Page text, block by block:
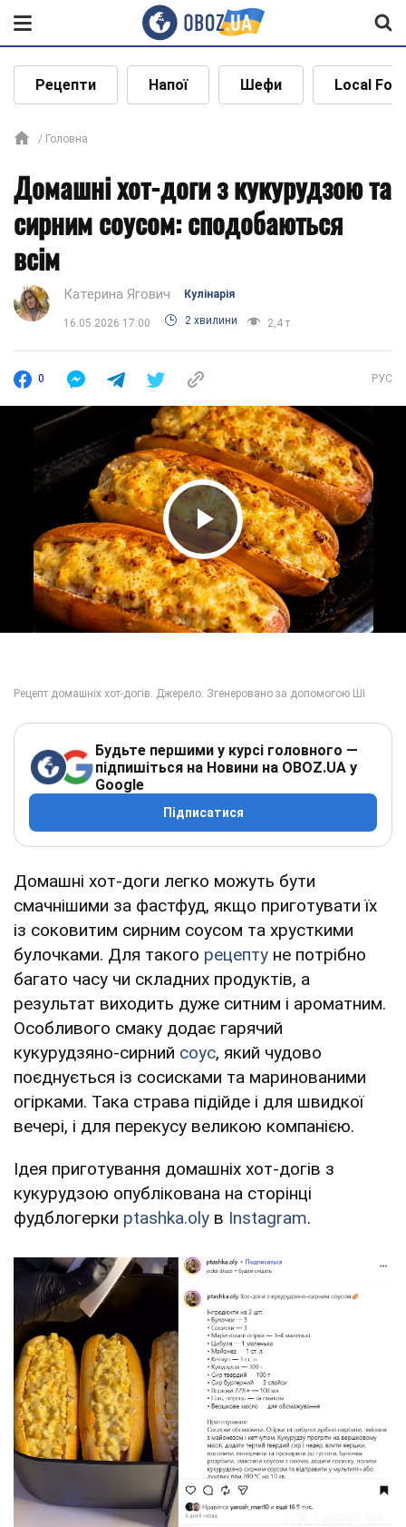
Рецепти Напої Шефи Local
Головна
Домашні хот-доги з кукурудзою та
сирним соусом: сподобаються
всім
Катерина Ягович Кулінарія
16.05.2026 17:00 2 хвилини 2,4 т.
0 РУС
Play Video
Будьте першими у курсі головного —
підпишіться на Новини на OBOZ.UA у
Google
Підписатися
Домашні хот-доги легко можуть бути
смачнішими за фастфуд, якщо приготувати їх
із соковитим сирним соусом та хрусткими
булочками. Для такого рецепту не потрібно
багато часу чи складних продуктів, а
результат виходить дуже ситним і ароматним.
Особливого смаку додає гарячий
кукурудзяно-сирний соус, який чудово
поєднується із сосисками та маринованими
огірками. Така страва підійде і для швидкої
вечері, і для перекусу великою компанією.
Ідея приготування домашніх хот-догів з
кукурудзою опублікована на сторінці
фудблогерки ptashka.oly в Instagram.